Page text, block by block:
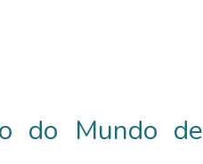
do Mundo de